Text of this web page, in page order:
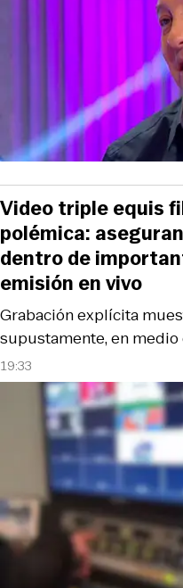
19:33
Grabación explícita
supustamente, en medio
Video triple equis
polémica:
dentro de
emisión en vivo